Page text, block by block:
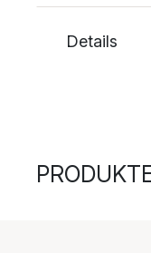
Details